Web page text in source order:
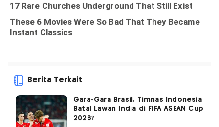
Berita Terkait
Gara-Gara Brasil, Timnas Indonesia
Batal Lawan India di FIFA ASEAN Cup
2026?